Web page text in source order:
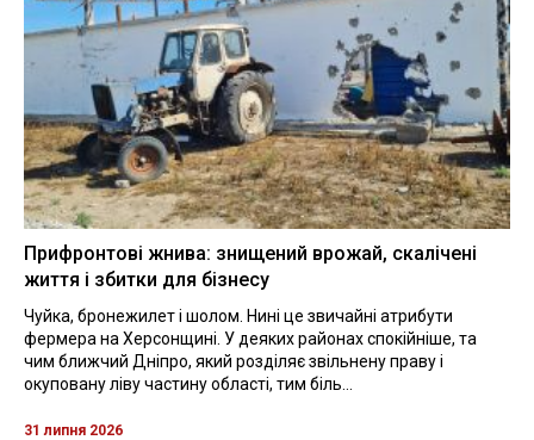
Прифронтові жнива: знищений врожай, скалічені
життя і збитки для бізнесу
Чуйка, бронежилет і шолом. Нині це звичайні атрибути
фермера на Херсонщині. У деяких районах спокійніше, та
чим ближчий Дніпро, який розділяє звільнену праву і
окуповану ліву частину області, тим біль...
31 липня 2026